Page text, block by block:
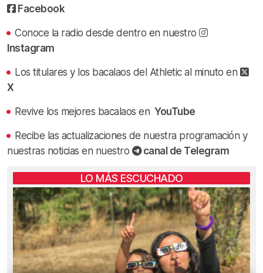
Facebook
Conoce la radio desde dentro en nuestro
Instagram
Los titulares y los bacalaos del Athletic al minuto en
X
Revive los mejores bacalaos en YouTube
Recibe las actualizaciones de nuestra programación y
nuestras noticias en nuestro
canal de Telegram
LO MÁS ESCUCHADO